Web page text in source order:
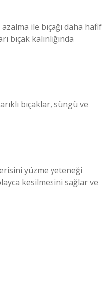
ile bıçağı daha hafif
bıçak kalınlığında
bıçaklar, süngü ve
yüzme yeteneği
kesilmesini sağlar ve